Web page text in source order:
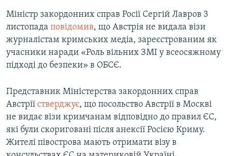
Міністр закордонних справ Росії Сергій Лавров 3
листопада повідомив, що Австрія не видала візи
журналістам кримських медіа, зареєстрованим як
учасники наради «Роль вільних ЗМІ у всеосяжному
підході до безпеки» в ОБСЄ.
Представник Міністерства закордонних справ
Австрії стверджує, що посольство Австрії в Москві
не видає візи кримчанам відповідно до правил ЄС,
які були скориговані після анексії Росією Криму.
Жителі півострова мають отримати візу в